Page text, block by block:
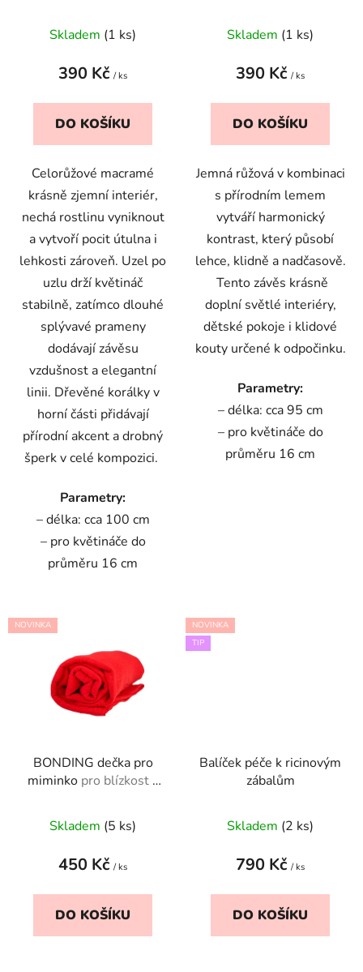
Skladem (1 ks)
390 Kč / ks
DO KOŠÍKU
Celorůžové macramé
krásně zjemní interiér,
nechá rostlinu vyniknout
a vytvoří pocit útulna i
lehkosti zároveň. Uzel po
uzlu drží květináč
stabilně, zatímco dlouhé
splývavé prameny
dodávají závěsu
vzdušnost a elegantní
linii. Dřevěné korálky v
horní části přidávají
přírodní akcent a drobný
šperk v celé kompozici.
Parametry:
– délka: cca 100 cm
– pro květináče do
průměru 16 cm
Skladem (1 ks)
390 Kč / ks
DO KOŠÍKU
Jemná růžová v kombinaci
s přírodním lemem
vytváří harmonický
kontrast, který působí
lehce, klidně a nadčasově.
Tento závěs krásně
doplní světlé interiéry,
dětské pokoje i klidové
kouty určené k odpočinku.
Parametry:
– délka: cca 95 cm
– pro květináče do
průměru 16 cm
NOVINKA
BONDING dečka pro
miminko pro blízkost a
Skladem (5 ks)
450 Kč / ks
DO KOŠÍKU
NOVINKA
TIP
Balíček péče k ricinovým
zábalům
hodnocení
produktu
5,0
z
Skladem (2 ks)
790 Kč / ks
DO KOŠÍKU